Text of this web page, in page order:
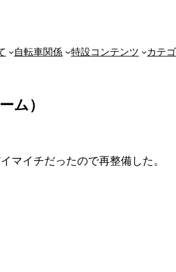
自転車関係 特設コンテンツ カテ
ム）
マイチだったので再整備した。